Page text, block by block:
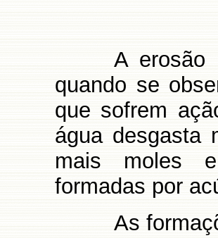
A erosão
quando se
que sofrem
água desgasta
mais moles e
formadas por
As